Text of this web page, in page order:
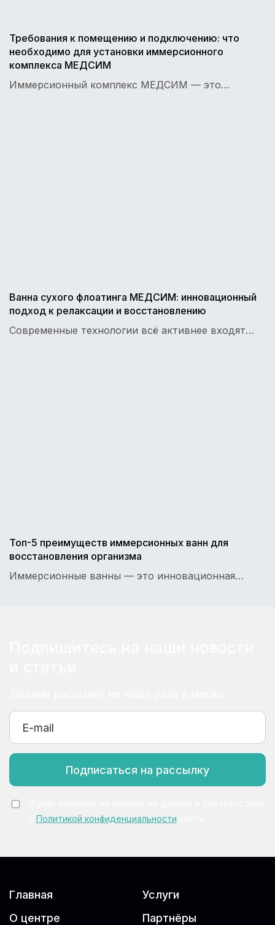
Требования к помещению и подключению: что
необходимо для установки иммерсионного
комплекса МЕДСИМ
Иммерсионный комплекс МЕДСИМ — это…
Ванна сухого флоатинга МЕДСИМ: инновационный
подход к релаксации и восстановлению
Современные технологии всё активнее входят…
Топ-5 преимуществ иммерсионных ванн для
восстановления организма
Иммерсионные ванны — это инновационная…
Подписаться на рассылку
Политикой конфиденциальности
Главная
О центре
Услуги
Партнёры